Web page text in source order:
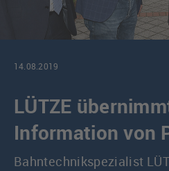
14.08.2019
LÜTZE
Information von
Bahntechnikspezialist